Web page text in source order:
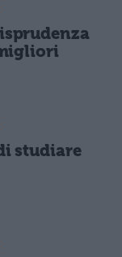
terzi per finalità di
o tradizionali
studiare